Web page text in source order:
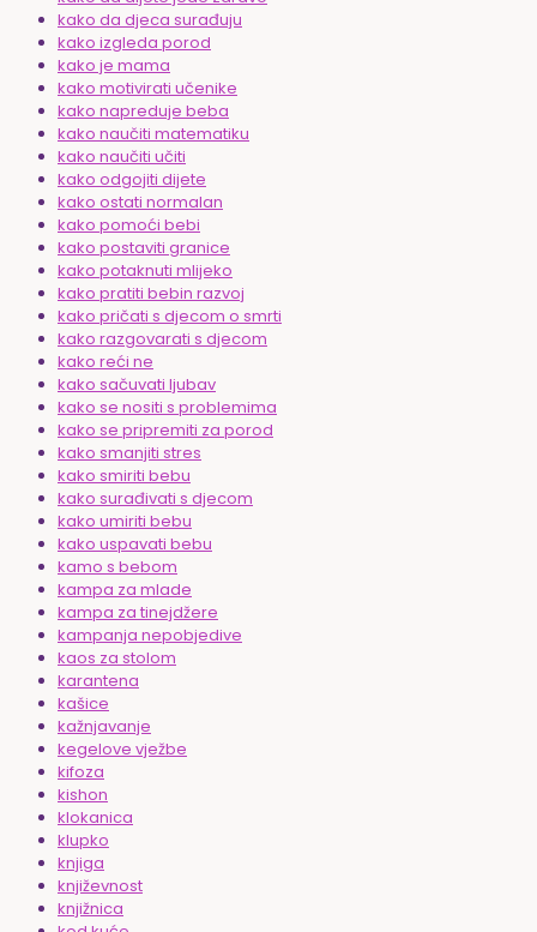
kako da djeca surađuju
kako izgleda porod
kako je mama
kako motivirati učenike
kako napreduje beba
kako naučiti matematiku
kako naučiti učiti
kako odgojiti dijete
kako ostati normalan
kako pomoći bebi
kako postaviti granice
kako potaknuti mlijeko
kako pratiti bebin razvoj
kako pričati s djecom o smrti
kako razgovarati s djecom
kako reći ne
kako sačuvati ljubav
kako se nositi s problemima
kako se pripremiti za porod
kako smanjiti stres
kako smiriti bebu
kako surađivati s djecom
kako umiriti bebu
kako uspavati bebu
kamo s bebom
kampa za mlade
kampa za tinejdžere
kampanja nepobjedive
kaos za stolom
karantena
kašice
kažnjavanje
kegelove vježbe
kifoza
kishon
klokanica
klupko
knjiga
književnost
knjižnica